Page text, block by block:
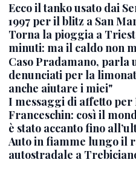
Ecco il tanko usato dai
1997 per il blitz a San
Torna la pioggia a
minuti: ma il caldo non
Caso Pradamano, parla
denunciati per la
anche aiutare i miei"
I messaggi di affetto per
Franceschin: così il
è stato accanto fino
Auto in fiamme lungo il
autostradale a